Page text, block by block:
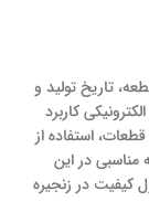
تاریخ تولید و
کاربرد
استفاده از
مناسبی در این
کیفیت در زنجیره